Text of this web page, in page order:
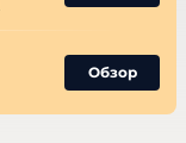
Обзор